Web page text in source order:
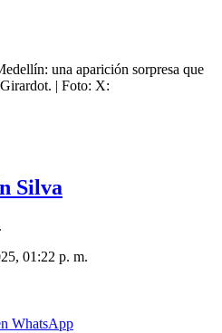
una aparición sorpresa que
| Foto: X:
Silva
01:22 p. m.
WhatsApp